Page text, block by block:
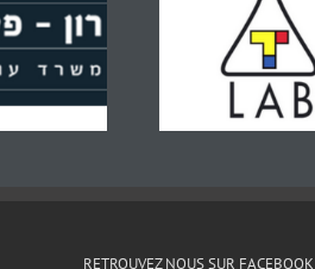
RETROUVEZ NOUS SUR FACEBOOK